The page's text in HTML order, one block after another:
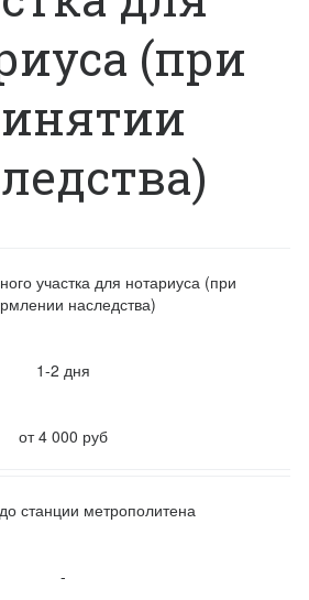
(при
участка для нотариуса (при
наследства)
1-2 дня
от 4 000 руб
станции метрополитена
-